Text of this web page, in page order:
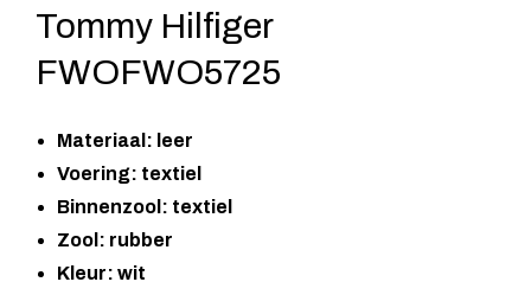
Tommy Hilfiger
FWOFWO5725
Materiaal: leer
Voering: textiel
Binnenzool: textiel
Zool: rubber
Kleur: wit